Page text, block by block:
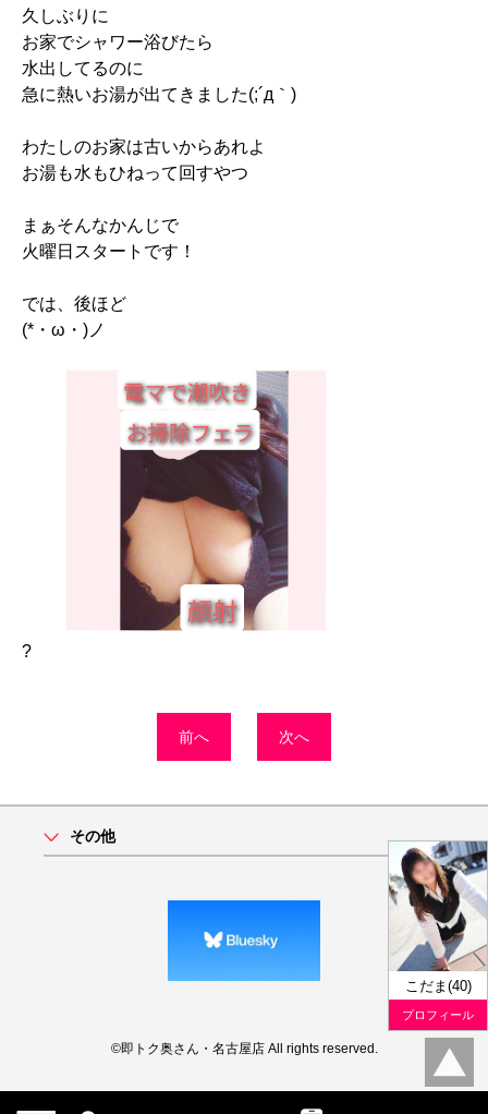
こだま(40)
プロフィール
久しぶりに
お家でシャワー浴びたら
水出してるのに
急に熱いお湯が出てきました(;´д｀)
わたしのお家は古いからあれよ
お湯も水もひねって回すやつ
まぁそんなかんじで
火曜日スタートです！
では、後ほど
(*・ω・)ノ
?
前へ 次へ
その他
©即トク奥さん・名古屋店 All rights reserved.